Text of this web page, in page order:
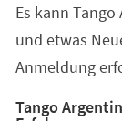
Es kann
und etwas
Anmeldung
Tango